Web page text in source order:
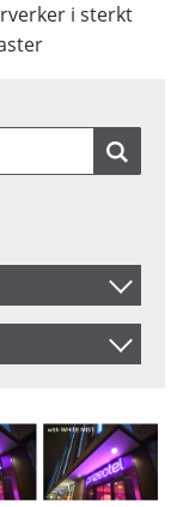
i sterkt
lager